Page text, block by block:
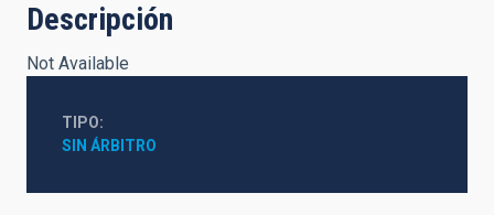
Descripción
Not Available
TIPO
SIN ÁRBITRO